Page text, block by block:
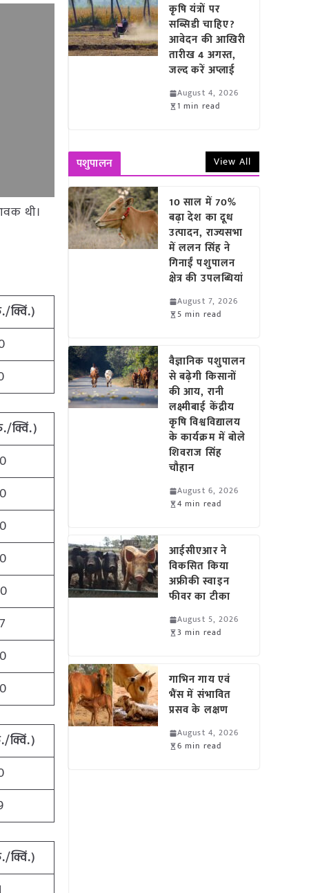
थी।
क्विं.)
क्विं.)
क्विं.)
क्विं.)
कृषि यंत्रों पर
सब्सिडी चाहिए?
आवेदन की आखिरी
तारीख 4 अगस्त,
जल्द करें अप्लाई
August 4, 2026
1 min read
पशुपालन View All
10 साल में 70%
बढ़ा देश का दूध
उत्पादन, राज्यसभा
में ललन सिंह ने
गिनाईं पशुपालन
क्षेत्र की उपलब्धियां
August 7, 2026
5 min read
वैज्ञानिक पशुपालन
से बढ़ेगी किसानों
की आय, रानी
लक्ष्मीबाई केंद्रीय
कृषि विश्वविद्यालय
के कार्यक्रम में बोले
शिवराज सिंह
चौहान
August 6, 2026
4 min read
आईसीएआर ने
विकसित किया
अफ्रीकी स्वाइन
फीवर का टीका
August 5, 2026
3 min read
गाभिन गाय एवं
भैंस में संभावित
प्रसव के लक्षण
August 4, 2026
6 min read